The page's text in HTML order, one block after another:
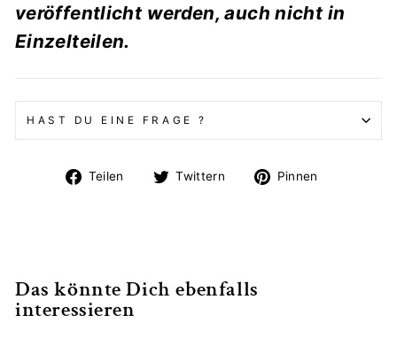
veröffentlicht werden, auch nicht in
Einzelteilen.
HAST DU EINE FRAGE ?
Teilen
Auf
Twittern
Auf
Pinnen
Das könnte Dich ebenfalls
interessieren